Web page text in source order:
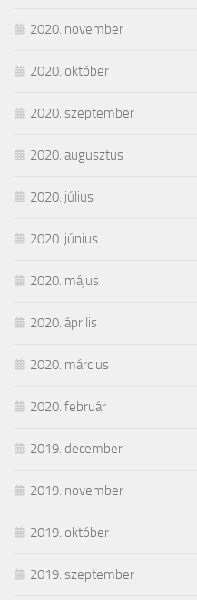
2020. november
2020. október
2020. szeptember
2020. augusztus
2020. július
2020. június
2020. május
2020. április
2020. március
2020. február
2019. december
2019. november
2019. október
2019. szeptember